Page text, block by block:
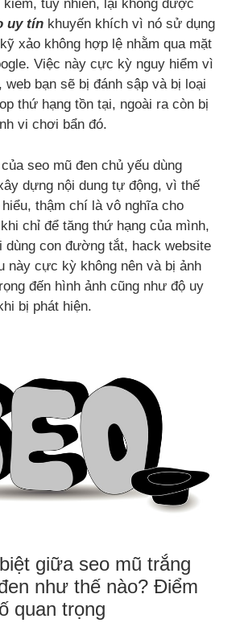
tuy nhiên, lại không được
uy tín khuyến khích vì nó sử dụng
xảo không hợp lệ nhằm qua mặt
Việc này cực kỳ nguy hiểm vì
web bạn sẽ bị đánh sập và bị loại
thứ hạng tồn tại, ngoài ra còn bị
vi chơi bẩn đó.
seo mũ đen chủ yếu dùng
dựng nội dung tự động, vì thế
thậm chí là vô nghĩa cho
chỉ để tăng thứ hạng của mình,
dùng con đường tắt, hack website
này cực kỳ không nên và bị ảnh
đến hình ảnh cũng như độ uy
bị phát hiện.
giữa seo mũ trắng
như thế nào? Điểm
quan trọng